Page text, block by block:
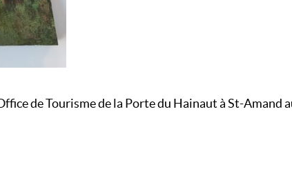
de Tourisme de la Porte du Hainaut à St-Amand